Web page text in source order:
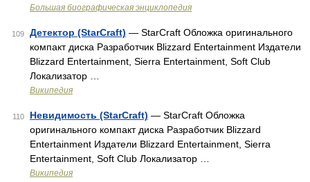
Большая биографическая энциклопедия
109 Детектор (StarCraft) — StarCraft Обложка оригинального
компакт диска Разработчик Blizzard Entertainment Издатели
Blizzard Entertainment, Sierra Entertainment, Soft Club
Локализатор …
Википедия
110 Невидимость (StarCraft) — StarCraft Обложка
оригинального компакт диска Разработчик Blizzard
Entertainment Издатели Blizzard Entertainment, Sierra
Entertainment, Soft Club Локализатор …
Википедия